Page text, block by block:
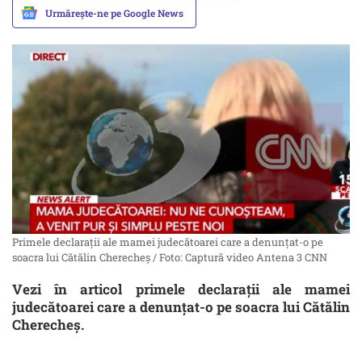
Urmărește-ne pe Google News
Primele declarații ale mamei judecătoarei care a denunțat-o pe
soacra lui Cătălin Cherecheș / Foto: Captură video Antena 3 CNN
Vezi în articol primele declarații ale mamei
judecătoarei care a denunțat-o pe soacra lui Cătălin
Cherecheș.